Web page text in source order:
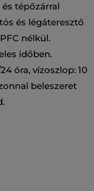
tépőzárral
és légáteresztő
nélkül.
időben.
óra, vízoszlop: 10
beleszeret